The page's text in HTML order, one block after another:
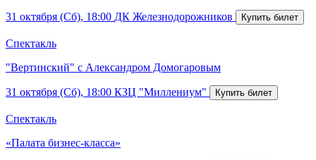
31 октября (Сб), 18:00 ДК Железнодорожников
Спектакль
"Вертинский" с Александром Домогаровым
31 октября (Сб), 18:00 КЗЦ "Миллениум"
Спектакль
«Палата бизнес-класса»